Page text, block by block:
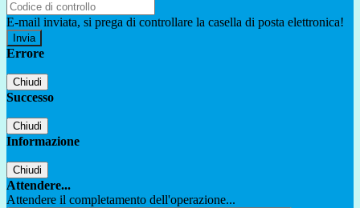
E-mail inviata, si prega di controllare la casella di posta elettronica!
Errore
Chiudi
Successo
Chiudi
Informazione
Chiudi
Attendere...
Attendere il completamento dell'operazione...